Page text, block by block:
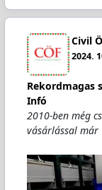
Civil
2024.
Rekordmagas
Infó
2010-ben még
vásárlással